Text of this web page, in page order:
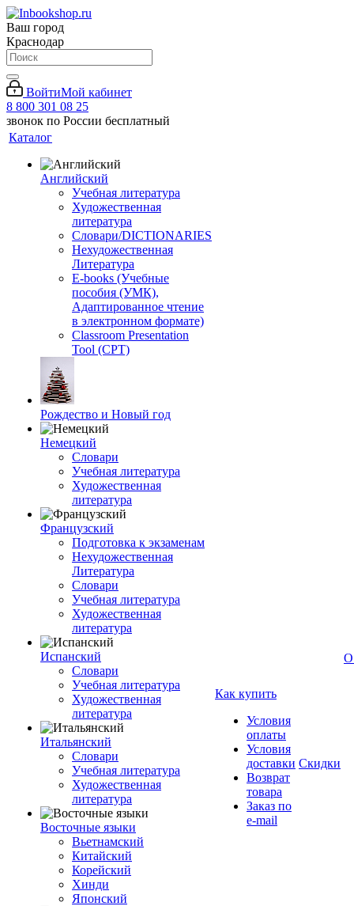
Ваш город
Краснодар
ВойтиМой кабинет
8 800 301 08 25
звонок по России бесплатный
Каталог
Английский
Учебная литература
Художественная
литература
Словари/DICTIONARIES
Нехудожественная
Литература
E-books (Учебные
пособия (УМК),
Адаптированное чтение
в электронном формате)
Classroom Presentation
Tool (CPT)
Рождество и Новый год
Немецкий
Словари
Учебная литература
Художественная
литература
Французский
Подготовка к экзаменам
Нехудожественная
Литература
Словари
Учебная литература
Художественная
литература
Испанский
Словари
Учебная литература
Художественная
литература
Итальянский
Словари
Учебная литература
Художественная
литература
Восточные языки
Вьетнамский
Китайский
Корейский
Хинди
Японский
Как купить
Условия
оплаты
Условия
доставки
Возврат
товара
Заказ по
e-mail
Скидки
О